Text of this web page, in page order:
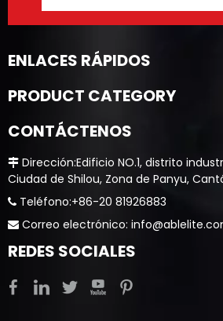
ENLACES RÁPIDOS
PRODUCT CATEGORY
CONTÁCTENOS
 Dirección:Edificio NO.1, distrito
Ciudad de Shilou, Zona de Panyu,
 ​​​​​​​ Teléfono:+86-20 81926883
 ​​​​​​​ Correo electrónico:
REDES SOCIALES